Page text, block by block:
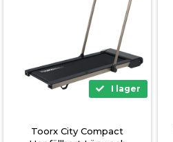
I lager
Toorx City Compact